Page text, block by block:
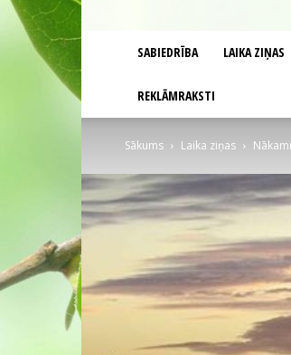
SABIEDRĪBA LAIKA ZIŅAS
REKLĀMRAKSTI
Sākums Laika ziņas